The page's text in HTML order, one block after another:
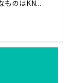
ものはKN...